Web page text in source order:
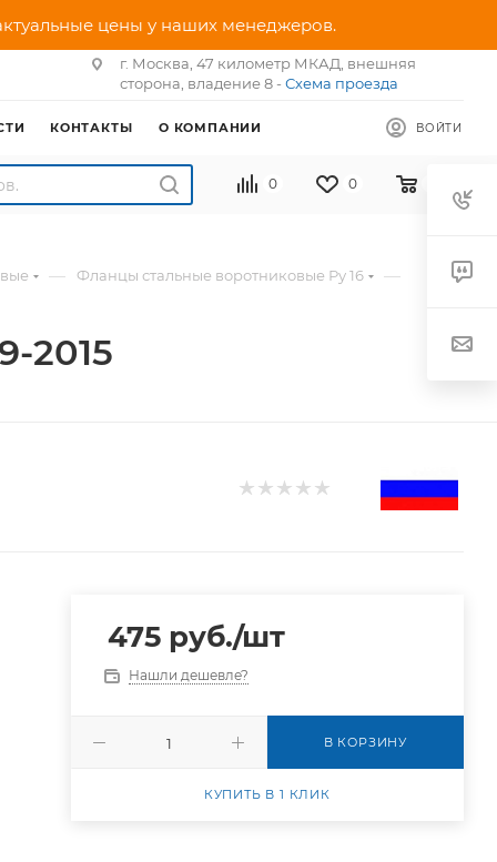
цены у наших менеджеров.
г. Москва, 47 километр МКАД, внешняя
сторона, владение 8 - Схема проезда
ВОЙТИ
КОНТАКТЫ О КОМПАНИИ
0 0
— Фланцы стальные воротниковые Ру 16 —
2015
475руб./шт
Нашли дешевле?
В КОРЗИНУ
КУПИТЬ В 1 КЛИК